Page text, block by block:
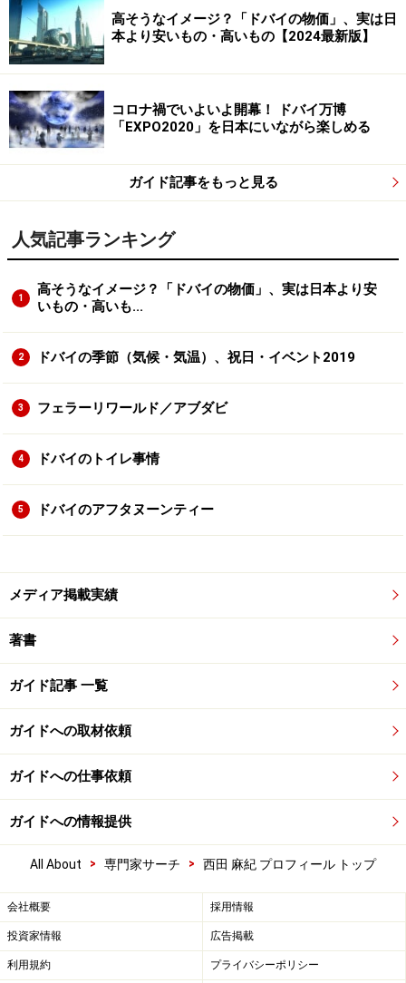
高そうなイメージ？「ドバイの物価」、実は日
本より安いもの・高いもの【2024最新版】
コロナ禍でいよいよ開幕！ ドバイ万博
「EXPO2020」を日本にいながら楽しめる
ガイド記事をもっと見る
人気記事ランキング
1
高そうなイメージ？「ドバイの物価」、実は日本より安
いもの・高いも...
2 ドバイの季節（気候・気温）、祝日・イベント2019
3 フェラーリワールド／アブダビ
4 ドバイのトイレ事情
5 ドバイのアフタヌーンティー
メディア掲載実績
著書
ガイド記事 一覧
ガイドへの取材依頼
ガイドへの仕事依頼
ガイドへの情報提供
All About > 専門家サーチ > 西田 麻紀 プロフィール トップ
会社概要 採用情報
投資家情報 広告掲載
利用規約 プライバシーポリシー